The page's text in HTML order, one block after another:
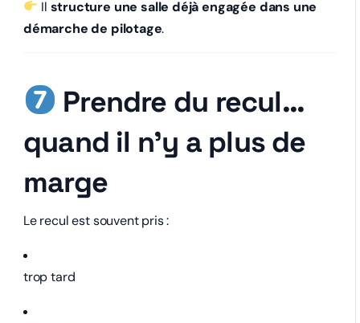
Il structure une salle déjà engagée dans une
démarche de pilotage.
Prendre du recul…
quand il n’y a plus de
marge
Le recul est souvent pris :
trop tard